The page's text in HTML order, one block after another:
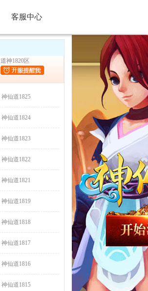
客服中心
道神1820区
神仙道1825
区
神仙道1824
区
神仙道1823
区
神仙道1822
区
神仙道1821
区
神仙道1819
区
神仙道1818
区
神仙道1817
区
神仙道1816
区
神仙道1815